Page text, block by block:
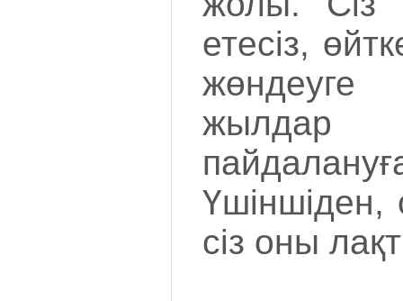
етесіз,
жөндеуге
жылдар
Үшіншіден,
сіз оны